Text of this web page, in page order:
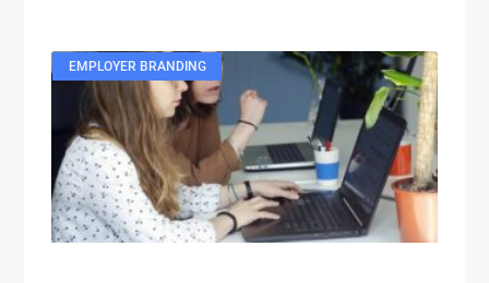
EMPLOYER BRANDING